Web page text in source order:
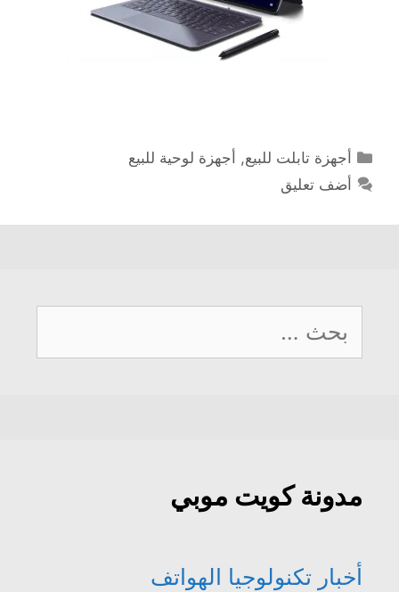
التصنيفات
أجهزة تابلت للبيع, أجهزة لوحية للبيع
أضف تعليق
البحث
عن:
مدونة كويت موبي
أخبار تكنولوجيا الهواتف